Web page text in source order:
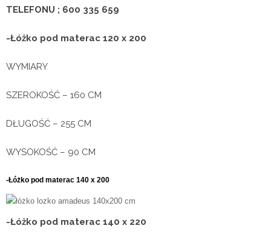
TELEFONU ; 600 335 659
-Łóżko pod materac 120 x 200
WYMIARY
SZEROKOŚĆ – 160 CM
DŁUGOŚĆ – 255 CM
WYSOKOŚĆ – 90 CM
-Łóżko pod materac 140 x 200
-Łóżko pod materac 140 x 220